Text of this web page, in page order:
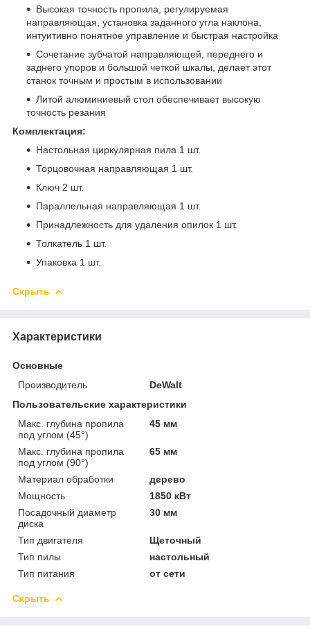
Высокая точность пропила, регулируемая
направляющая, установка заданного угла наклона,
интуитивно понятное управление и быстрая настройка
Сочетание зубчатой направляющей, переднего и
заднего упоров и большой четкой шкалы, делает этот
станок точным и простым в использовании
Литой алюминиевый стол обеспечивает высокую
точность резания
Комплектация:
Настольная циркулярная пила 1 шт.
Торцовочная направляющая 1 шт.
Ключ 2 шт.
Параллельная направляющая 1 шт.
Принадлежность для удаления опилок 1 шт.
Толкатель 1 шт.
Упаковка 1 шт.
Скрыть
Характеристики
Основные
Производитель
DeWalt
Пользовательские характеристики
Макс. глубина пропила
под углом (45°)
45 мм
Макс. глубина пропила
под углом (90°)
65 мм
Материал обработки
дерево
Мощность
1850 кВт
Посадочный диаметр
диска
30 мм
Тип двигателя
Щеточный
Тип пилы
настольный
Тип питания
от сети
Скрыть